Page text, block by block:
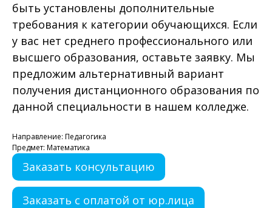
быть установлены дополнительные
требования к категории обучающихся. Если
у вас нет среднего профессионального или
высшего образования, оставьте заявку. Мы
предложим альтернативный вариант
получения дистанционного образования по
данной специальности в нашем колледже.
Направление: Педагогика
Предмет: Математика
Заказать консультацию
Заказать с оплатой от юр.лица